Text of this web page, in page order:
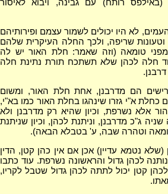
רותח) עם גבינה, ויבוא לאיסור
לא היו יכולים לשמור עצמם ופירותיהם
שריפה, ולכך החלה העיקרית שלהם
טומאה (וזה שאמר: חלת האור יש לה
חלה לכהן שלא תשתכח תורת נתינת חלה
הם מדרבנן, אחת חלת האור, ומשום
כחלת א"י גזרו שינהגו בחלת האור כמו בא"י,
אלא נשרפת, וכיון שהיא רק מדרבנן ולא
ג"כ מדרבנן, וניתנת לכהן, וכיון שניתנת
טומאה וטהרה שבה, ע' בטבלא הבאה).
(שלא נטמא עדיין) אכן אם אין כהן קטן, הדין
לכהן גדול והראשונה נשרפת. עוד כתבו
קטן יכול לתתה לכהן גדול שטבל לקריו,